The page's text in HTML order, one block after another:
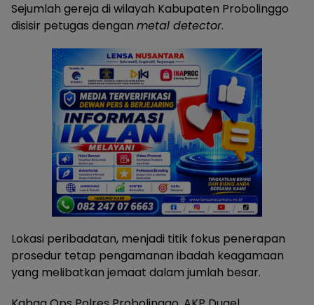
Sejumlah gereja di wilayah Kabupaten Probolinggo
disisir petugas dengan metal detector.
Lokasi peribadatan, menjadi titik fokus penerapan
prosedur tetap pengamanan ibadah keagamaan
yang melibatkan jemaat dalam jumlah besar.